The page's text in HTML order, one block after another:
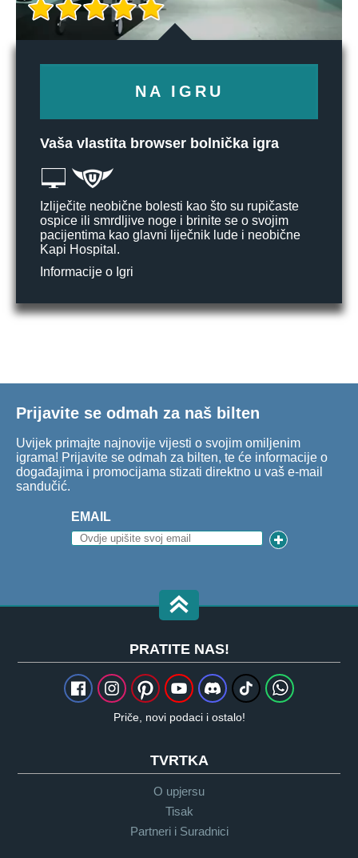
NA IGRU
Vaša vlastita browser bolnička igra
Izliječite neobične bolesti kao što su rupičaste
ospice ili smrdljive noge i brinite se o svojim
pacijentima kao glavni liječnik lude i neobične
Kapi Hospital.
Informacije o Igri
Prijavite se odmah za naš bilten
Uvijek primajte najnovije vijesti o svojim omiljenim
igrama! Prijavite se odmah za bilten, te će informacije o
događajima i promocijama stizati direktno u vaš e-mail
sandučić.
EMAIL
PRATITE NAS!
Priče, novi podaci i ostalo!
TVRTKA
O upjersu
Tisak
Partneri i Suradnici